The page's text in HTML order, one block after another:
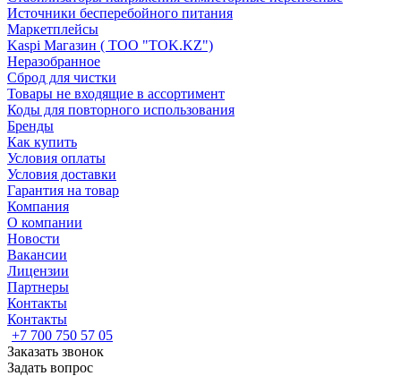
Источники бесперебойного питания
Маркетплейсы
Kaspi Магазин ( ТОО "TOK.KZ")
Неразобранное
Сброд для чистки
Товары не входящие в ассортимент
Коды для повторного использования
Бренды
Как купить
Условия оплаты
Условия доставки
Гарантия на товар
Компания
О компании
Новости
Вакансии
Лицензии
Партнеры
Контакты
Контакты
+7 700 750 57 05
Заказать звонок
Задать вопрос